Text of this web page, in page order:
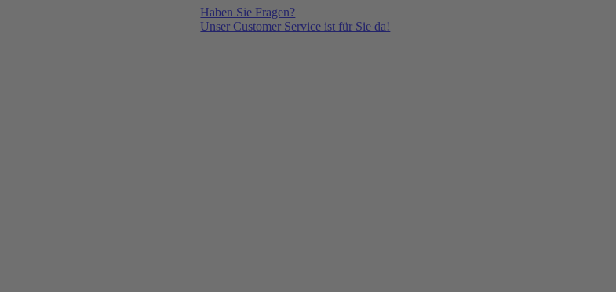
Haben Sie Fragen?
Unser Customer Service ist für Sie da!